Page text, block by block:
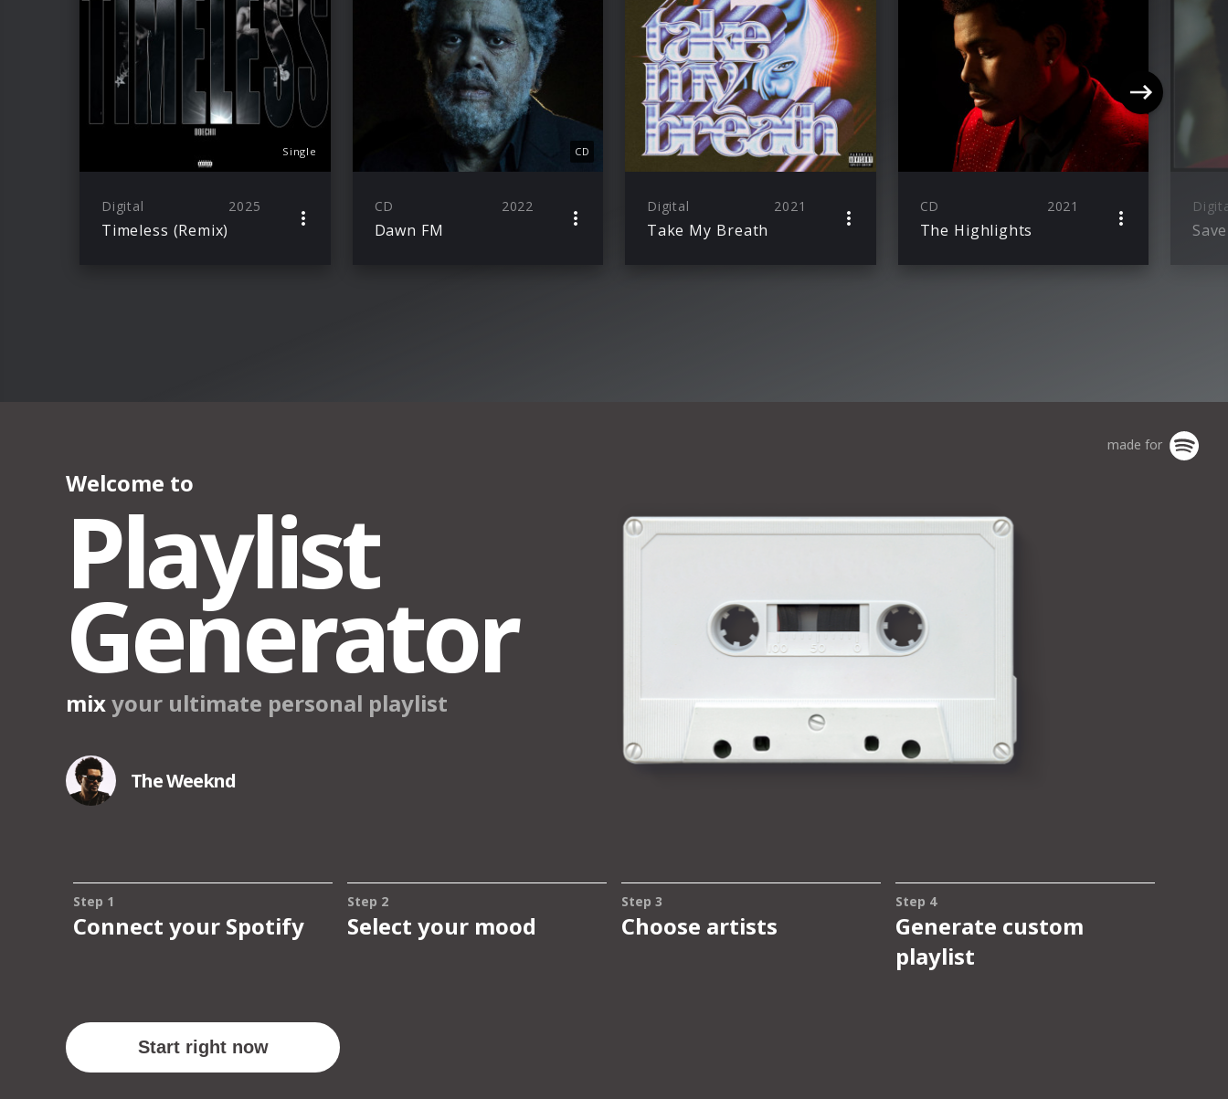
Single
Digital 2025
Timeless (Remix)
CD
CD 2022
Dawn FM
Digital 2021
Take My Breath
CD 2021
The Highlights